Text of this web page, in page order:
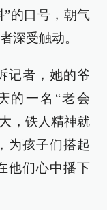
的口号，朝气
深受触动。
记者，她的爷
的一名“老会
，铁人精神就
为孩子们搭起
他们心中播下